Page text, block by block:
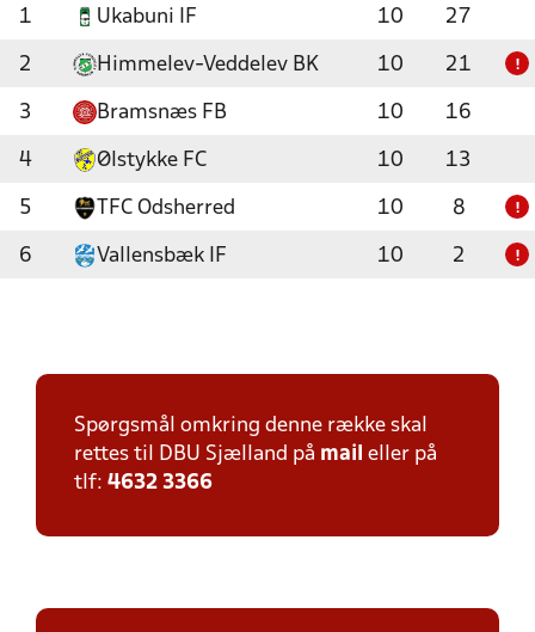
1 Ukabuni IF 10 27
2 Himmelev-Veddelev BK 10 21 !
3 Bramsnæs FB 10 16
4 Ølstykke FC 10 13
5 TFC Odsherred 10 8 !
6 Vallensbæk IF 10 2 !
Spørgsmål omkring denne række skal
rettes til DBU Sjælland på mail eller på
tlf: 4632 3366